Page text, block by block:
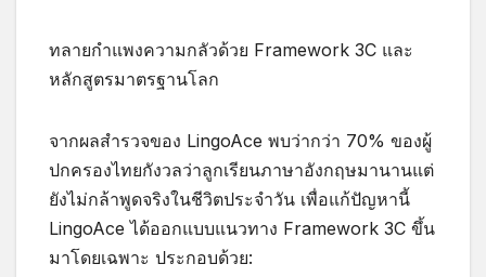
ทลายกำแพงความกลัวด้วย Framework 3C และ
หลักสูตรมาตรฐานโลก
จากผลสำรวจของ LingoAce พบว่ากว่า 70% ของผู้
ปกครองไทยกังวลว่าลูกเรียนภาษาอังกฤษมานานแต่
ยังไม่กล้าพูดจริงในชีวิตประจำวัน เพื่อแก้ปัญหานี้
LingoAce ได้ออกแบบแนวทาง Framework 3C ขึ้น
มาโดยเฉพาะ ประกอบด้วย: